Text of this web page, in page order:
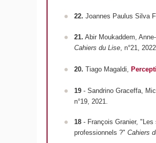
22. Joannes Paulus Silva
21. Abir Moukaddem,
Cahiers du Lise , n°21, 2022.
20. Tiago Magaldi,
19 - Sandrino Graceffa,
n°19, 2021.
18- François Granier,
professionnels ?"Cahiers